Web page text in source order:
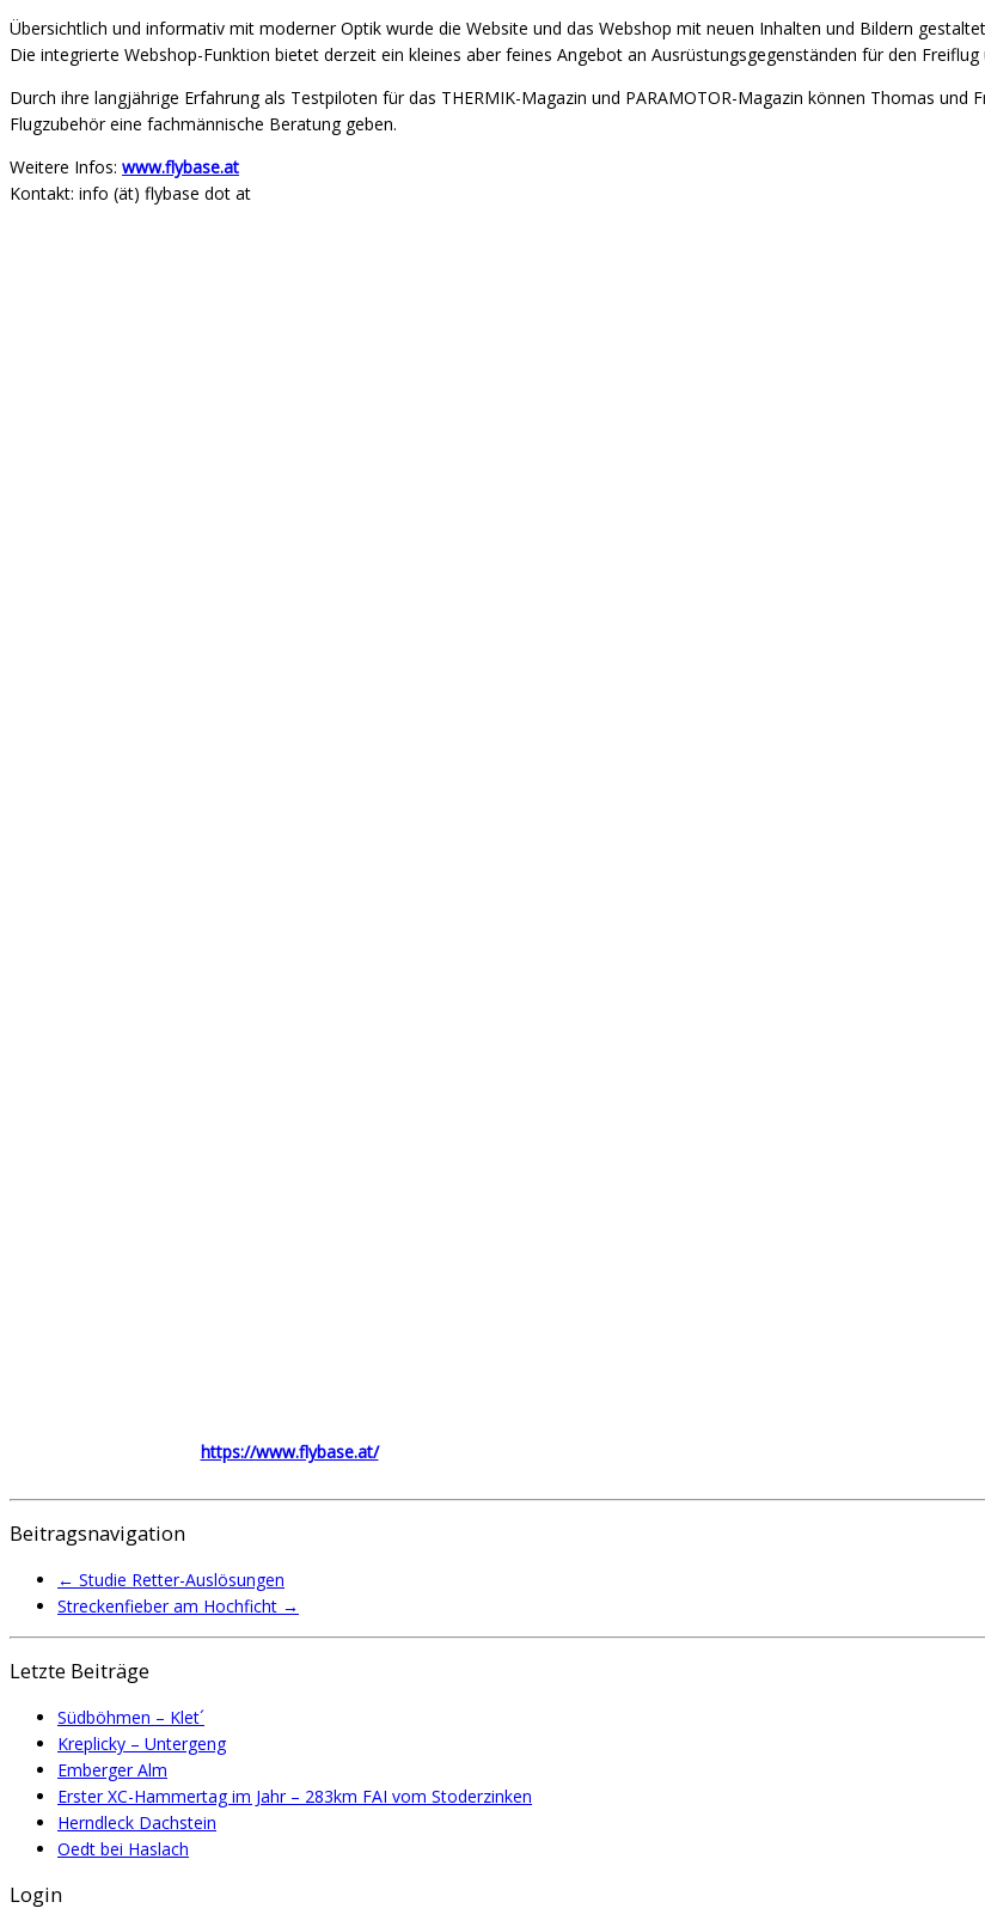
Übersichtlich und informativ mit moderner Optik wurde die Website und das Webshop mit neuen Inhalten und Bildern
Die integrierte Webshop-Funktion bietet derzeit ein kleines aber feines Angebot an Ausrüstungsgegenständen für den
Durch ihre langjährige Erfahrung als Testpiloten für das THERMIK-Magazin und PARAMOTOR-Magazin können Thomas und
Flugzubehör eine fachmännische Beratung geben.
Weitere Infos: www.flybase.at
Kontakt: info (ät) flybase dot at
https://www.flybase.at/
Beitragsnavigation
← Studie Retter-Auslösungen
Streckenfieber am Hochficht →
Letzte Beiträge
Südböhmen – Klet´
Kreplicky – Untergeng
Emberger Alm
Erster XC-Hammertag im Jahr – 283km FAI vom Stoderzinken
Herndleck Dachstein
Oedt bei Haslach
Login